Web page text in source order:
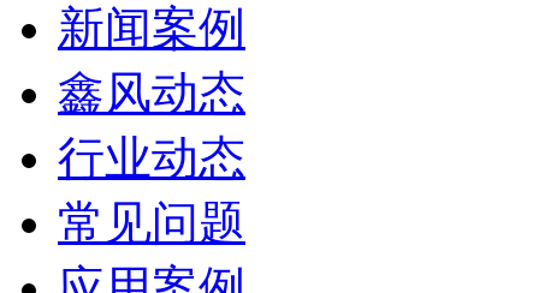
新闻案例
鑫风动态
行业动态
常见问题